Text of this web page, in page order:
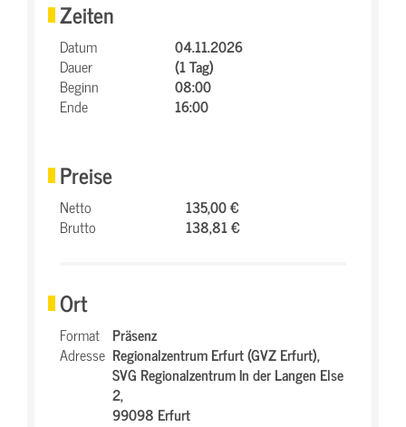
Zeiten
Datum
04.11.2026
Dauer
(1 Tag)
Beginn
08:00
Ende
16:00
Preise
Netto
135,00 €
Brutto
138,81 €
Ort
Format Präsenz
Adresse Regionalzentrum Erfurt (GVZ Erfurt),
SVG Regionalzentrum In der Langen Else
2,
99098 Erfurt